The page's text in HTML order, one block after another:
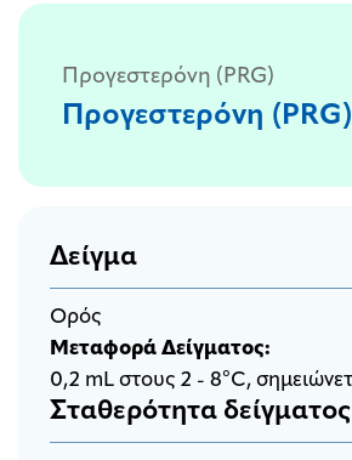
Προγεστερόνη (PRG)
Προγεστερόνη (PRG)
Δείγμα
Ορός
Μεταφορά Δείγματος:
0,2 mL στους 2 - 8°C,
Σταθερότητα δείγματος